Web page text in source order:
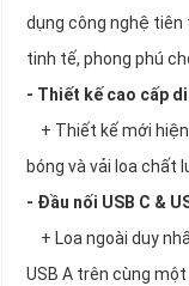
dụng công nghệ tiên
tinh tế, phong phú
- Thiết kế cao cấp
+ Thiết kế mới
bóng và vải loa chất
- Đầu nối USB C &
+ Loa ngoài duy
USB A trên cùng